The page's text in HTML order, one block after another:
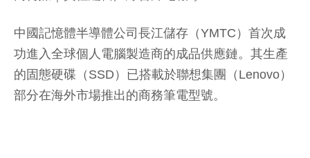
中國記憶體半導體公司長江儲存（YMTC）首次成
功進入全球個人電腦製造商的成品供應鏈。其生產
的固態硬碟（SSD）已搭載於聯想集團（Lenovo）
部分在海外市場推出的商務筆電型號。